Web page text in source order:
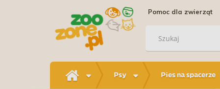
Pomoc dla zwierząt
Psy Pies na spacerze